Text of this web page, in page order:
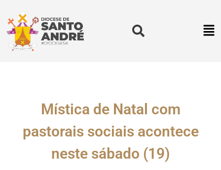
Mística de Natal com
pastorais sociais acontece
neste sábado (19)